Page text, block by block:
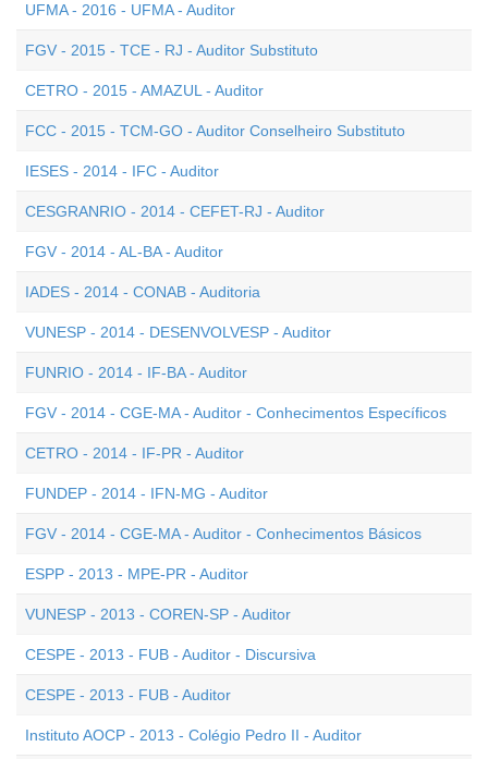
UFMA - 2016 - UFMA - Auditor
FGV - 2015 - TCE - RJ - Auditor Substituto
CETRO - 2015 - AMAZUL - Auditor
FCC - 2015 - TCM-GO - Auditor Conselheiro Substituto
IESES - 2014 - IFC - Auditor
CESGRANRIO - 2014 - CEFET-RJ - Auditor
FGV - 2014 - AL-BA - Auditor
IADES - 2014 - CONAB - Auditoria
VUNESP - 2014 - DESENVOLVESP - Auditor
FUNRIO - 2014 - IF-BA - Auditor
FGV - 2014 - CGE-MA - Auditor - Conhecimentos Específicos
CETRO - 2014 - IF-PR - Auditor
FUNDEP - 2014 - IFN-MG - Auditor
FGV - 2014 - CGE-MA - Auditor - Conhecimentos Básicos
ESPP - 2013 - MPE-PR - Auditor
VUNESP - 2013 - COREN-SP - Auditor
CESPE - 2013 - FUB - Auditor - Discursiva
CESPE - 2013 - FUB - Auditor
Instituto AOCP - 2013 - Colégio Pedro II - Auditor